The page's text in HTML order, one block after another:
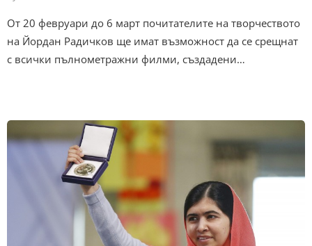
От 20 февруари до 6 март почитателите на творчеството
на Йордан Радичков ще имат възможност да се срещнат
с всички пълнометражни филми, създадени…